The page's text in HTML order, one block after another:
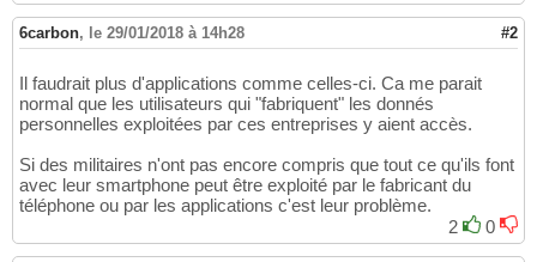
6carbon, le 29/01/2018 à 14h28 #2
Il faudrait plus d'applications comme celles-ci. Ca me parait
normal que les utilisateurs qui "fabriquent" les donnés
personnelles exploitées par ces entreprises y aient accès.
Si des militaires n'ont pas encore compris que tout ce qu'ils font
avec leur smartphone peut être exploité par le fabricant du
téléphone ou par les applications c'est leur problème.
2
0